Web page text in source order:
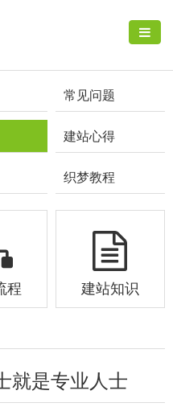
常见问题
建站心得
织梦教程
程 建站知识
就是专业人士